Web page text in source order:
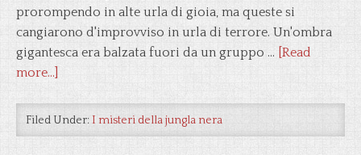
prorompendo in alte urla di gioia, ma queste si
cangiarono d'improvviso in urla di terrore. Un'ombra
gigantesca era balzata fuori da un gruppo … [Read
more...]
Filed Under:I misteri della jungla nera